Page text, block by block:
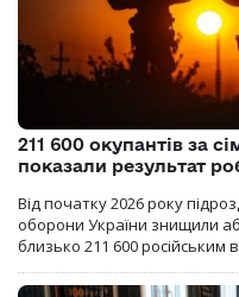
211 600 окупантів за
показали результат
Від початку 2026 року
оборони України знищили
близько 211 600 російським